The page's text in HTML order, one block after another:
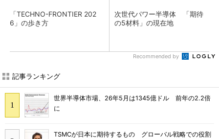
「TECHNO-FRONTIER 202
6」の歩き方
次世代パワー半導体 「期待
の5材料」の現在地
Recommended by
記事ランキング
世界半導体市場、26年5月は1345億ドル 前年の2.2倍
に
TSMCが日本に期待するもの グローバル戦略での役割